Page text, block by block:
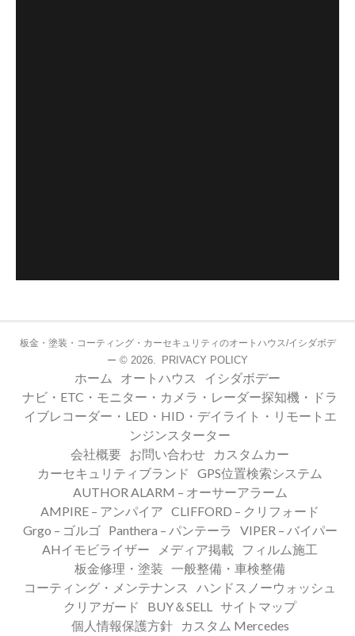
板金・塗装・コーティング・カーセキュリティのオートハウス/イシダボデ
ー © 2026. PRIVACY POLICY
ホーム オートハウス
イシダボデー
ナビ・ETC・モニター・カメラ・レーダー探知機・ドラ
イブレコーダー・LED・HID・デイライト・リモートエ
ンジンスターター
会社概要 お問い合わせ
カスタムカー
カーセキュリティブランド
GPS位置検索システム
AUTHOR ALARM – オーサーアラーム
AMPIRE – アンパイア CLIFFORD – クリフォード
Grgo – ゴルゴ
Panthera – パンテーラ
VIPER – バイパー
AHイモビライザー
メディア掲載
フィルム施工
板金修理・塗装 一般整備・車検整備
コーティング・メンテナンス
ハンドスノーウォッシュ
クリアガード
BUY＆SELL サイトマップ
個人情報保護方針
カスタム Mercedes